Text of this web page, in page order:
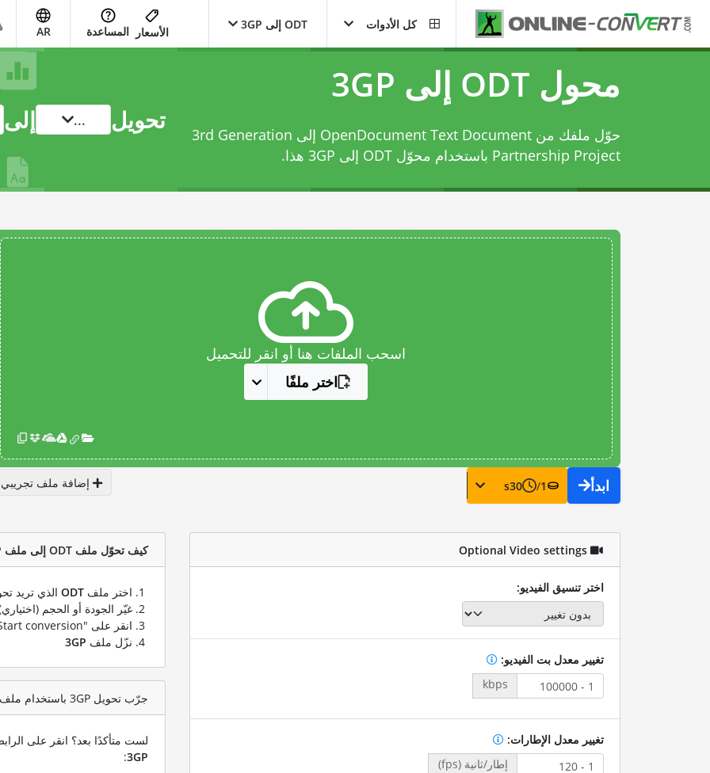
كل الأدوات ODT إلى 3GP
الأسعار المساعدة AR
محول ODT إلى 3GP
حوّل ملفك من OpenDocument Text Document إلى 3rd Generation
Partnership Project باستخدام
محوّل ODT إلى 3GP هذا.
تحويل ... إلى
اسحب الملفات هنا أو انقر للتحميل
اختر ملفًا
ابدأ 1
/
30
s إضافة ملف تجريبي
Optional Video settings
اختر تنسيق الفيديو:
تغيير معدل بت الفيديو:
kbps
تغيير معدل الإطارات:
إطار/ثانية (fps)
كيف تحوّل ملف ODT إلى ملف 3GP؟
اختر ملف ODT الذي تريد
غيّر الجودة أو الحجم
انقر على "Start conversion" لتحويل ملفك من
نزّل ملف 3GP
جرّب تحويل 3GP باستخدام ملف اختبار ODT
لست متأكدًا بعد؟ انقر على
3GP
: